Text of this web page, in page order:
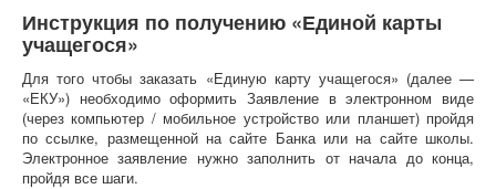
Инструкция по получению «Единой карты
учащегося»
Для того чтобы заказать «Единую карту учащегося» (далее —
«ЕКУ») необходимо оформить Заявление в электронном виде
(через компьютер / мобильное устройство или планшет) пройдя
по ссылке, размещенной на сайте Банка или на сайте школы.
Электронное заявление нужно заполнить от начала до конца,
пройдя все шаги.